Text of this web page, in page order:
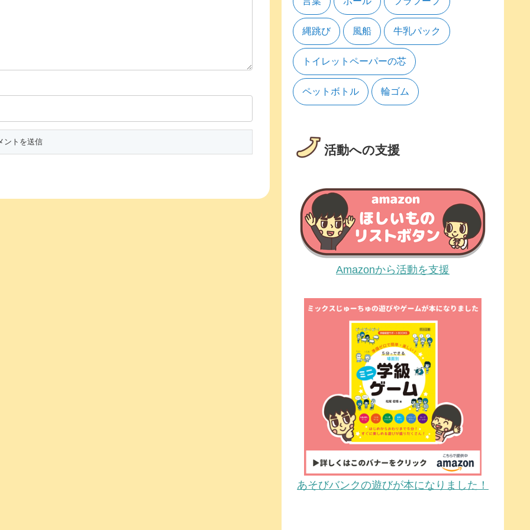
縄跳び 風船 牛乳パック
トイレットペーパーの芯
ペットボトル 輪ゴム
活動への支援
Amazonから活動を支援
あそびバンクの遊びが本になりました！